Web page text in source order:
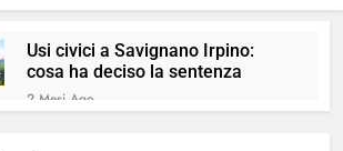
Usi civici a Savignano Irpino:
cosa ha deciso la sentenza
2 Mesi Ago